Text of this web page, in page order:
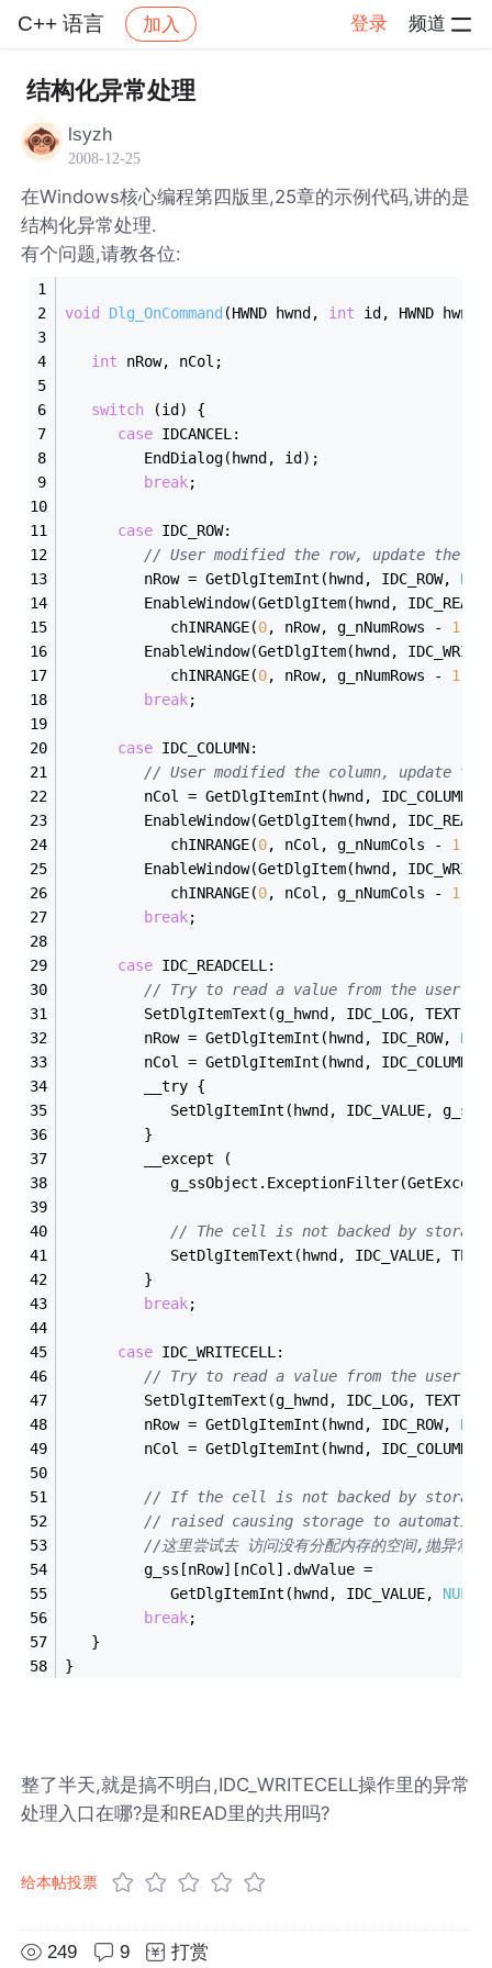
C++ 语言 加入 登录 频道
社区 C++ 语言
结构化异常处理
lsyzh
2008-12-25
在Windows核心编程第四版里,25章的示例代码,讲的是
结构化异常处理.
有个问题,请教各位:
void Dlg_OnCommand (HWND hwnd, int id, HWND
int nRow, nCol;
switch (id) {
case IDCANCEL:
         EndDialog(hwnd, id);
break;
case IDC_ROW:
// User modified the row, update the UI
         nRow = GetDlgItemInt(hwnd, IDC_ROW,
EnableWindow(GetDlgItem(hwnd,
            chINRANGE(
0, nRow, g_nNumRows - 1
EnableWindow(GetDlgItem(hwnd,
            chINRANGE(
0, nRow, g_nNumRows - 1
break;
case IDC_COLUMN:
// User modified the column, update the
         nCol = GetDlgItemInt(hwnd, IDC_COLUMN,
EnableWindow(GetDlgItem(hwnd,
            chINRANGE(
0, nCol, g_nNumCols - 1
EnableWindow(GetDlgItem(hwnd,
            chINRANGE(
0, nCol, g_nNumCols - 1
break;
case IDC_READCELL:
// Try to read a value from the user's
         SetDlgItemText(g_hwnd, IDC_LOG, TEXT(
         nRow = GetDlgItemInt(hwnd, IDC_ROW,
         nCol = GetDlgItemInt(hwnd, IDC_COLUMN,
         __try {
SetDlgItemInt(hwnd, IDC_VALUE,
         }
         __except (
// The cell is not backed by
SetDlgItemText(hwnd, IDC_VALUE,
         }
break;
case IDC_WRITECELL:
// Try to read a value from the user's
         SetDlgItemText(g_hwnd, IDC_LOG, TEXT(
         nRow = GetDlgItemInt(hwnd, IDC_ROW,
         nCol = GetDlgItemInt(hwnd, IDC_COLUMN,
// If the cell is not backed by
// raised causing storage to
//这里尝试去 访问没有分配内存的空间,抛异常.
         g_ss[nRow][nCol].dwValue =
            GetDlgItemInt(hwnd, IDC_VALUE,
NULL
break;
   }
}
整了半天,就是搞不明白,IDC_WRITECELL操作里的异常
处理入口在哪?是和READ里的共用吗?
给本帖投票
249 9 打赏